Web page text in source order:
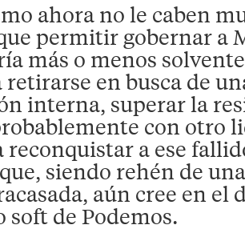
ahora no le caben
permitir gobernar a
más o menos
retirarse en busca de
interna, superar la
con otro
reconquistar a ese
siendo rehén de
aún cree en el
soft de Podemos.